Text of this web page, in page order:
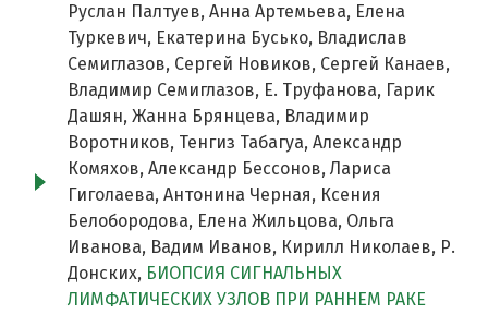
Руслан Палтуев, Анна Артемьева, Елена
Туркевич, Екатерина Бусько, Владислав
Семиглазов, Сергей Новиков, Сергей Канаев,
Владимир Семиглазов, Е. Труфанова, Гарик
Дашян, Жанна Брянцева, Владимир
Воротников, Тенгиз Табагуа, Александр
Комяхов, Александр Бессонов, Лариса
Гиголаева, Антонина Черная, Ксения
Белобородова, Елена Жильцова, Ольга
Иванова, Вадим Иванов, Кирилл Николаев, Р.
Донских, БИОПСИЯ СИГНАЛЬНЫХ
ЛИМФАТИЧЕСКИХ УЗЛОВ ПРИ РАННЕМ РАКЕ